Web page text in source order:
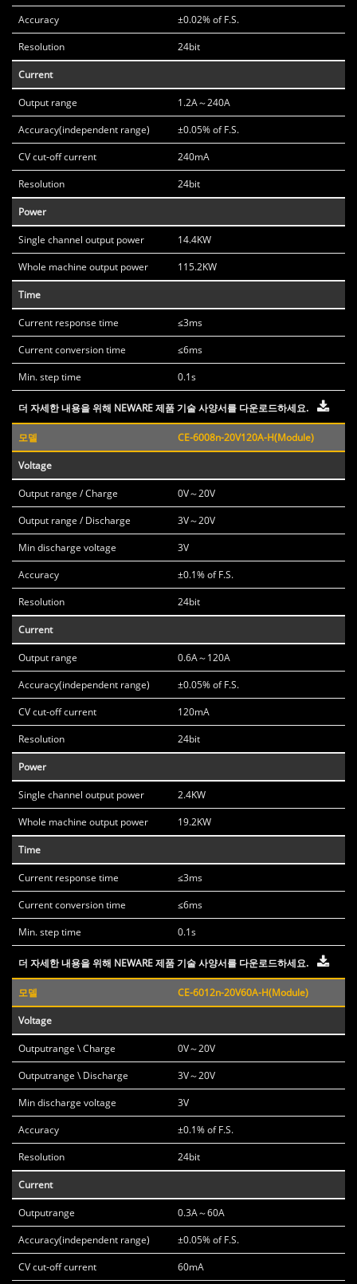
Accuracy
±0.02% of F.S.
Resolution
24bit
Current
Output range
1.2A～240A
Accuracy(independent range)
±0.05% of F.S.
CV cut-off current
240mA
Resolution
24bit
Power
Single channel output power
14.4KW
Whole machine output power
115.2KW
Time
Current response time
≤3ms
Current conversion time
≤6ms
Min. step time
0.1s
더 자세한 내용을 위해 NEWARE 제품 기술 사양서를 다운로드하세요.
모델 CE-6008n-20V120A-H(Module)
Voltage
Output range / Charge
0V～20V
Output range / Discharge
3V～20V
Min discharge voltage
3V
Accuracy
±0.1% of F.S.
Resolution
24bit
Current
Output range
0.6A～120A
Accuracy(independent range)
±0.05% of F.S.
CV cut-off current
120mA
Resolution
24bit
Power
Single channel output power
2.4KW
Whole machine output power
19.2KW
Time
Current response time
≤3ms
Current conversion time
≤6ms
Min. step time
0.1s
더 자세한 내용을 위해 NEWARE 제품 기술 사양서를 다운로드하세요.
모델 CE-6012n-20V60A-H(Module)
Voltage
Outputrange \ Charge
0V～20V
Outputrange \ Discharge
3V～20V
Min discharge voltage
3V
Accuracy
±0.1% of F.S.
Resolution
24bit
Current
Outputrange
0.3A～60A
Accuracy(independent range)
±0.05% of F.S.
CV cut-off current
60mA